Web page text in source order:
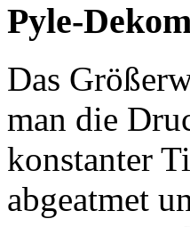
Pyle-
Das
man die
konstanter
abgeatmet